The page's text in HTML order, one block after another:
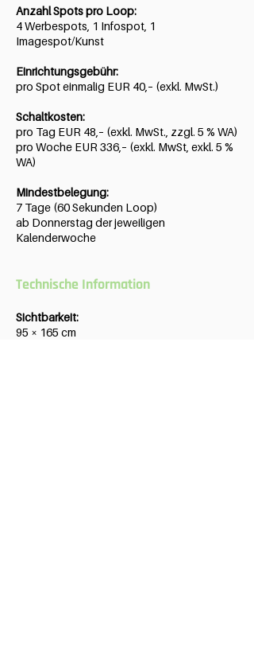
Anzahl Spots pro Loop:
4 Werbespots, 1 Infospot, 1
Imagespot/Kunst
Einrichtungsgebühr:
pro Spot einmalig EUR 40,– (exkl. MwSt.)
Schaltkosten:
pro Tag EUR 48,– (exkl. MwSt., zzgl. 5 % WA)
pro Woche EUR 336,– (exkl. MwSt, exkl. 5 %
WA)
Mindestbelegung:
7 Tage (60 Sekunden Loop)
ab Donnerstag der jeweiligen
Kalenderwoche
Technische Information
Sichtbarkeit:
95 × 165 cm